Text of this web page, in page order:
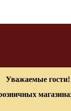
Уважаемые гости!